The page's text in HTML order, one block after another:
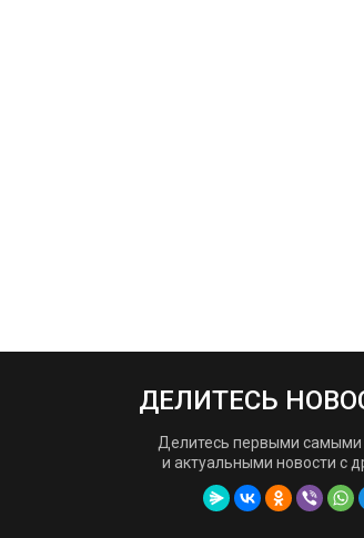
ДЕЛИТЕСЬ
Делитесь первыми
и актуальными новости с